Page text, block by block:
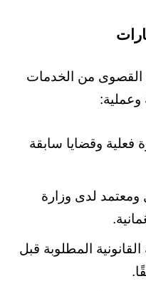
القصوى من الخدمات
وعملية:
فعلية وقضايا سابقة
لدى وزارة
المطلوبة قبل